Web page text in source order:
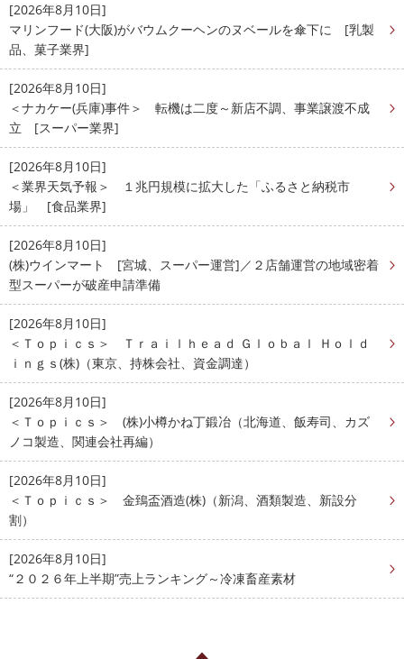
[2026年8月10日]
マリンフード(大阪)がバウムクーヘンのヌベールを傘下に [乳製
品、菓子業界]
[2026年8月10日]
＜ナカケー(兵庫)事件＞ 転機は二度～新店不調、事業譲渡不成
立 [スーパー業界]
[2026年8月10日]
＜業界天気予報＞ １兆円規模に拡大した「ふるさと納税市
場」 [食品業界]
[2026年8月10日]
(株)ウインマート [宮城、スーパー運営]／２店舗運営の地域密着
型スーパーが破産申請準備
[2026年8月10日]
＜Ｔｏｐｉｃｓ＞ Ｔｒａｉｌｈｅａｄ Ｇｌｏｂａｌ Ｈｏｌｄ
ｉｎｇｓ(株)（東京、持株会社、資金調達）
[2026年8月10日]
＜Ｔｏｐｉｃｓ＞ (株)小樽かね丁鍛冶（北海道、飯寿司、カズ
ノコ製造、関連会社再編）
[2026年8月10日]
＜Ｔｏｐｉｃｓ＞ 金鵄盃酒造(株)（新潟、酒類製造、新設分
割）
[2026年8月10日]
“２０２６年上半期”売上ランキング～冷凍畜産素材